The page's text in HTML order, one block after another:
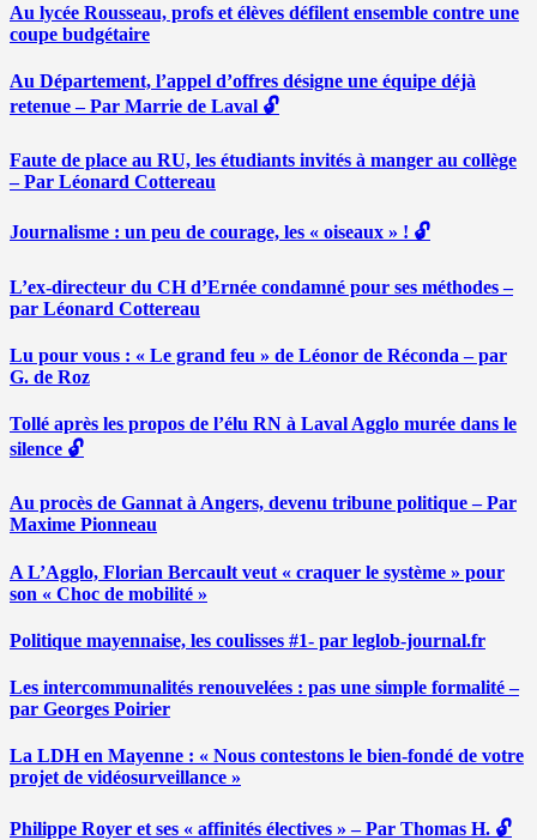
Au lycée Rousseau, profs et élèves défilent ensemble contre une
coupe budgétaire
Au Département, l’appel d’offres désigne une équipe déjà
retenue – Par Marrie de Laval 🔓
Faute de place au RU, les étudiants invités à manger au collège
– Par Léonard Cottereau
Journalisme : un peu de courage, les « oiseaux » ! 🔓
L’ex-directeur du CH d’Ernée condamné pour ses méthodes –
par Léonard Cottereau
Lu pour vous : « Le grand feu » de Léonor de Réconda – par
G. de Roz
Tollé après les propos de l’élu RN à Laval Agglo murée dans le
silence 🔓
Au procès de Gannat à Angers, devenu tribune politique – Par
Maxime Pionneau
A L’Agglo, Florian Bercault veut « craquer le système » pour
son « Choc de mobilité »
Politique mayennaise, les coulisses #1- par leglob-journal.fr
Les intercommunalités renouvelées : pas une simple formalité –
par Georges Poirier
La LDH en Mayenne : « Nous contestons le bien-fondé de votre
projet de vidéosurveillance »
Philippe Royer et ses « affinités électives » – Par Thomas H. 🔓